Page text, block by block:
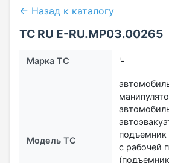
← Назад к каталогу
ТС RU Е-RU.МР03.00265
Марка ТС '-
Модель ТС
с рабочей